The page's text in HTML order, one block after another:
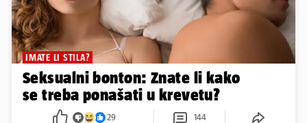
IMATE LI STILA?
Seksualni bonton: Znate li kako
se treba ponašati u krevetu?
29 144